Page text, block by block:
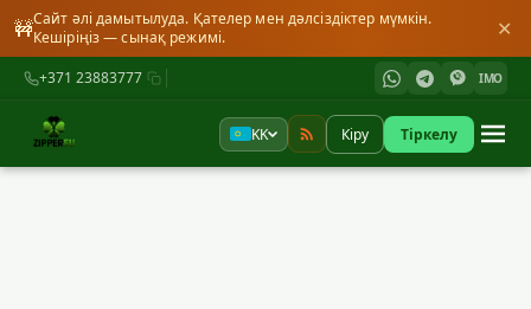
🚧Сайт әлі дамытылуда. Қателер мен дәлсіздіктер мүмкін.
Кешіріңіз — сынақ режимі.
✕
+371 23883777 IMO
KK Кіру Тіркелу